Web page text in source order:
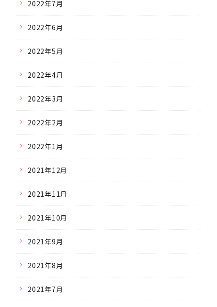
2022年7月
2022年6月
2022年5月
2022年4月
2022年3月
2022年2月
2022年1月
2021年12月
2021年11月
2021年10月
2021年9月
2021年8月
2021年7月